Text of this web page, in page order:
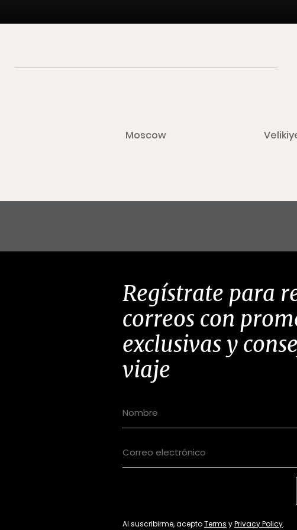
Moscow
Regístrate para
correos con
exclusivas y
viaje
Al suscribirme, aceptoTerms yPrivacy Policy.